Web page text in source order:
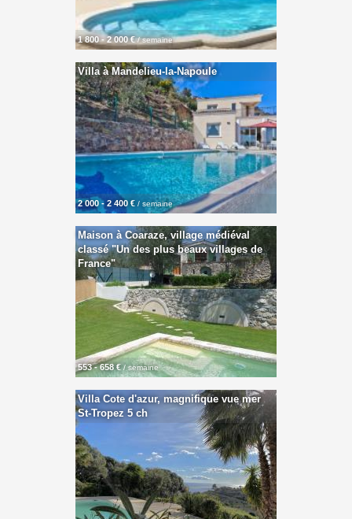
1 800 - 2 000 €/ semaine
Villa à Mandelieu-la-Napoule
2 000 - 2 400 € / semaine
Maison à Coaraze, village médiéval
classé "Un des plus beaux villages de
France"
553 - 658 €/ semaine
Villa Cote d'azur, magnifique vue mer
St-Tropez 5 ch